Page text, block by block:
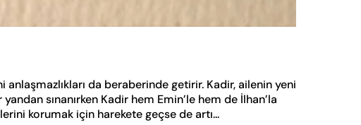
anlaşmazlıkları da beraberinde getirir. Kadir, ailenin yeni
sınanırken Kadir hem Emin’le hem de İlhan’la
korumak için harekete geçse de artı...